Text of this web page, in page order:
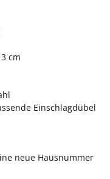
cm
Einschlagdübel
neue Hausnummer